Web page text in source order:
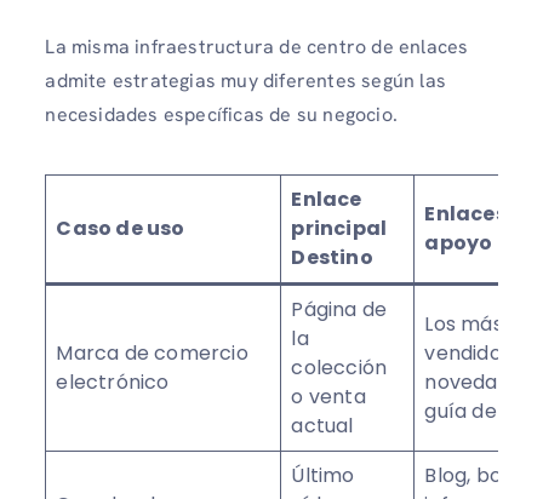
La misma infraestructura de centro de enlaces
admite estrategias muy diferentes según las
necesidades específicas de su negocio.
Caso de uso
Enlace
principal
Destino
Enlaces de
apoyo
Marca de comercio
electrónico
Página de
la
colección
o venta
actual
Los más
vendidos,
novedades,
guía de
Último
Blog,